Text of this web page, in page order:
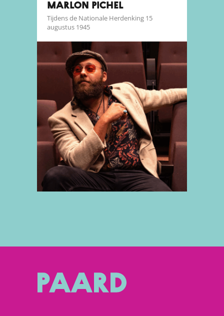
MARLON PICHEL
Tijdens de Nationale Herdenking 15
augustus 1945